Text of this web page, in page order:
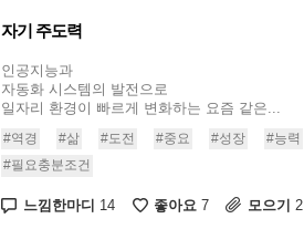
자기 주도력
인공지능과
자동화 시스템의 발전으로
일자리 환경이 빠르게 변화하는 요즘 같은...
#역경 #삶 #도전 #중요 #성장 #능력
#필요충분조건
느낌한마디 14 좋아요 7 모으기 2